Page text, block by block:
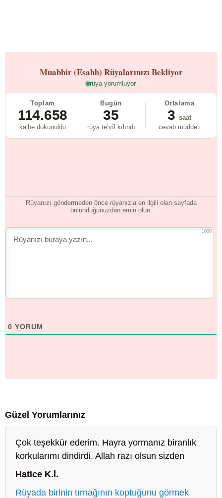
Muabbir (Esahh) Rüyalarınızı Bekliyor
rüya yorumluyor
Toplam
114.658
kalbe dokunuldu
Bugün
35
rüya te’vîl kılındı
Ortalama
3 saat
cevab müddeti
Rüyanızı göndermeden önce rüyanızla en ilgili olan sayfada
bulunduğunuzdan emin olun.
1000
0 YORUM
Güzel Yorumlarınız
Çok teşekkür ederim. Hayra yormanız biranlık
korkularımı dindirdi. Allah razı olsun sizden
Hatice K.İ.
Rüyada birinin tırnağının koptuğunu görmek